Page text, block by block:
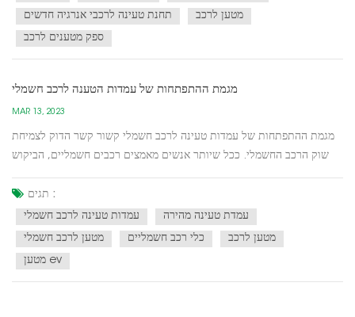
תחנת טעינה לרכבי אנרגיה חדשים
מטען לרכב
ספק מטענים לרכב
מגמת ההתפתחות של עמדות הטענה לרכב חשמלי
MAR 13, 2023
מגמת ההתפתחות של עמדות טעינה לרכב חשמלי קשור קשר הדוק לצמיחת
שוק הרכב החשמלי. ככל שיותר אנשים מאמצים רכבים חשמליים, הביקוש
טעינה של EV. להלן כמה מהטרנדים העיקריים:הרחבת רשתות הטעינה: ככלתגים :
עמדות טעינה לרכב חשמלי
עמדת טעינה מהירה
מטען לרכב חשמלי
כלי רכב חשמליים
מטען לרכב
מטען ev